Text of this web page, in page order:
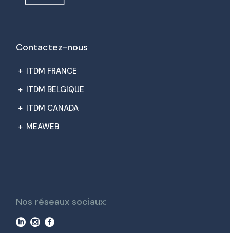
Contactez-nous
+ ITDM FRANCE
+ ITDM BELGIQUE
+ ITDM CANADA
+ MEAWEB
Nos réseaux sociaux: